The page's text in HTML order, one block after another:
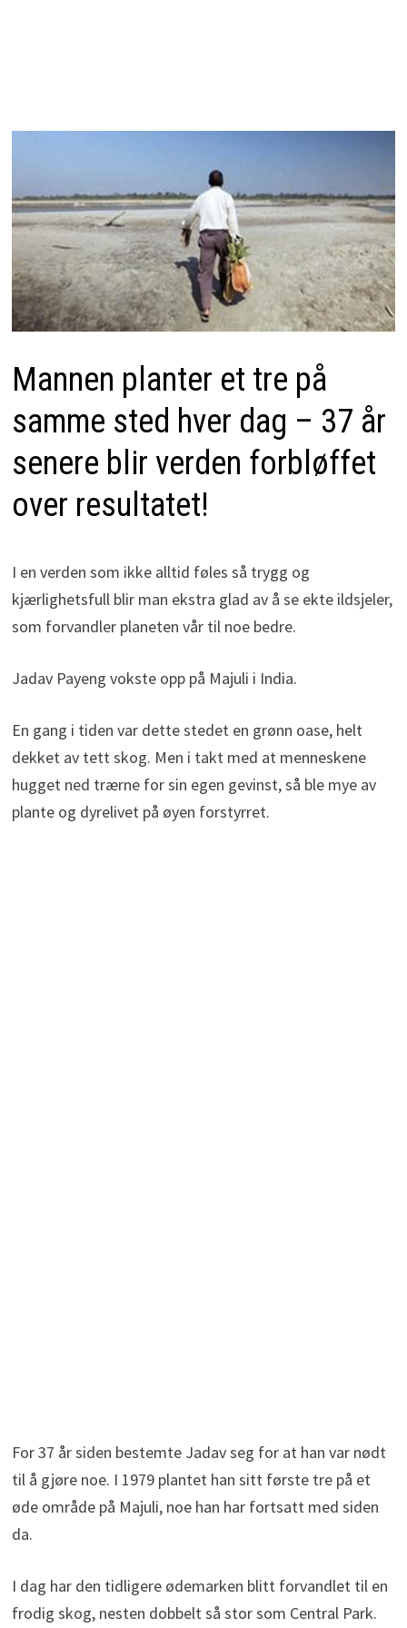
Mannen planter et tre på
samme sted hver dag – 37 år
senere blir verden forbløffet
over resultatet!
I en verden som ikke alltid føles så trygg og
kjærlighetsfull blir man ekstra glad av å se ekte ildsjeler,
som forvandler planeten vår til noe bedre.
Jadav Payeng vokste opp på Majuli i India.
En gang i tiden var dette stedet en grønn oase, helt
dekket av tett skog. Men i takt med at menneskene
hugget ned trærne for sin egen gevinst, så ble mye av
plante og dyrelivet på øyen forstyrret.
For 37 år siden bestemte Jadav seg for at han var nødt
til å gjøre noe. I 1979 plantet han sitt første tre på et
øde område på Majuli, noe han har fortsatt med siden
da.
I dag har den tidligere ødemarken blitt forvandlet til en
frodig skog, nesten dobbelt så stor som Central Park.